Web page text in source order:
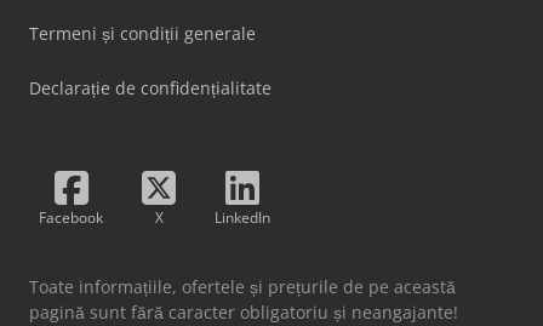
Termeni și condiții generale
Declarație de confidențialitate
Facebook X LinkedIn
Toate informațiile, ofertele și prețurile de pe această
pagină sunt fără caracter obligatoriu și neangajante!